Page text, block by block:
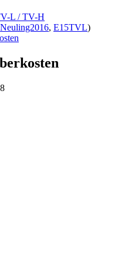
L / TV-H
Neuling2016, E15TVL)